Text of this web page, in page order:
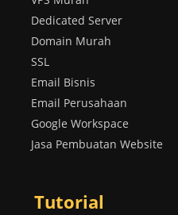
Dedicated Server
Domain Murah
SSL
Email Bisnis
Email Perusahaan
Google Workspace
Jasa Pembuatan Website
Tutorial